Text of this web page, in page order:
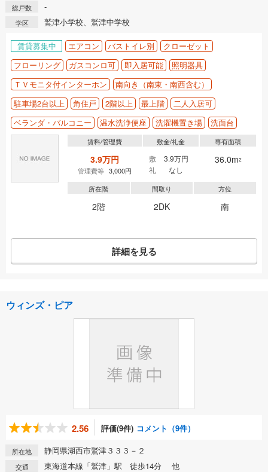
総戸数 -
学区 鷲津小学校、鷲津中学校
賃貸募集中 エアコン バストイレ別
クローゼット
フローリング
ガスコンロ可 即入居可能
照明器具
ＴＶモニタ付インターホン
南向き（南東・南西含む）
駐車場2台以上
角住戸 2階以上 最上階
二人入居可
ベランダ・バルコニー
温水洗浄便座 洗濯機置き場 洗面台
賃料/管理費
3.9万円
管理費等 3,000円
敷金/礼金
敷
3.9万円
礼
なし
専有面積
36.0m2
所在階
2階
間取り
2DK
方位
南
詳細を見る
ウィンズ・ピア
2.56 評価(9件) コメント（9件）
所在地 静岡県湖西市鷲津３３３－２
交通 東海道本線「鷲津」駅 徒歩14分 他